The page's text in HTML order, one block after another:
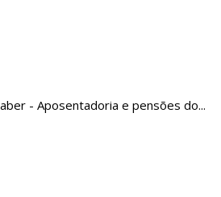
- Aposentadoria e pensões do...